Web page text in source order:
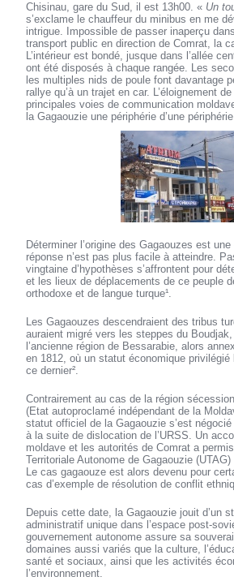
Chisinau, gare du Sud, il est 13h00. « Un
s’exclame le chauffeur du minibus en me
intrigue. Impossible de passer inaperçu
transport public en direction de Comrat, la
L’intérieur est bondé, jusque dans l’allée
ont été disposés à chaque rangée. Les
les multiples nids de poule font davantage
rallye qu’à un trajet en car. L’éloignement
principales voies de communication
la Gagaouzie une périphérie d’une
Déterminer l’origine des Gagaouzes est
réponse n’est pas plus facile à atteindre.
vingtaine d’hypothèses s’affrontent pour
et les lieux de déplacements de ce peuple
orthodoxe et de langue turque¹.
Les Gagaouzes descendraient des tribus
auraient migré vers les steppes du
l’ancienne région de Bessarabie, alors
en 1812, où un statut économique
ce dernier².
Contrairement au cas de la région
(Etat autoproclamé indépendant de la
statut officiel de la Gagaouzie s’est
à la suite de dislocation de l’URSS. Un
moldave et les autorités de Comrat a
Territoriale Autonome de Gagaouzie
Le cas gagaouze est alors devenu pour
cas d’exemple de résolution de conflit
Depuis cette date, la Gagaouzie jouit d’un
administratif unique dans l’espace post-
gouvernement autonome assure sa
domaines aussi variés que la culture,
santé et sociaux, ainsi que les activités
l’environnement.